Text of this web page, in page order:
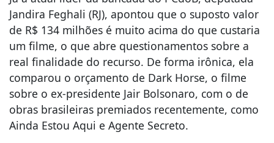
Jandira Feghali (RJ), apontou que o suposto valor
de R$ 134 milhões é muito acima do que custaria
um filme, o que abre questionamentos sobre a
real finalidade do recurso. De forma irônica, ela
comparou o orçamento de Dark Horse, o filme
sobre o ex-presidente Jair Bolsonaro, com o de
obras brasileiras premiados recentemente, como
Ainda Estou Aqui e Agente Secreto.